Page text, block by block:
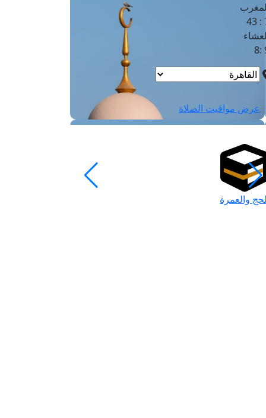
عرض مواقيت الصلاة
والعمرة